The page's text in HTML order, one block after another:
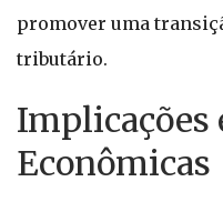
promover uma
tributário.
Implicações
Econômicas